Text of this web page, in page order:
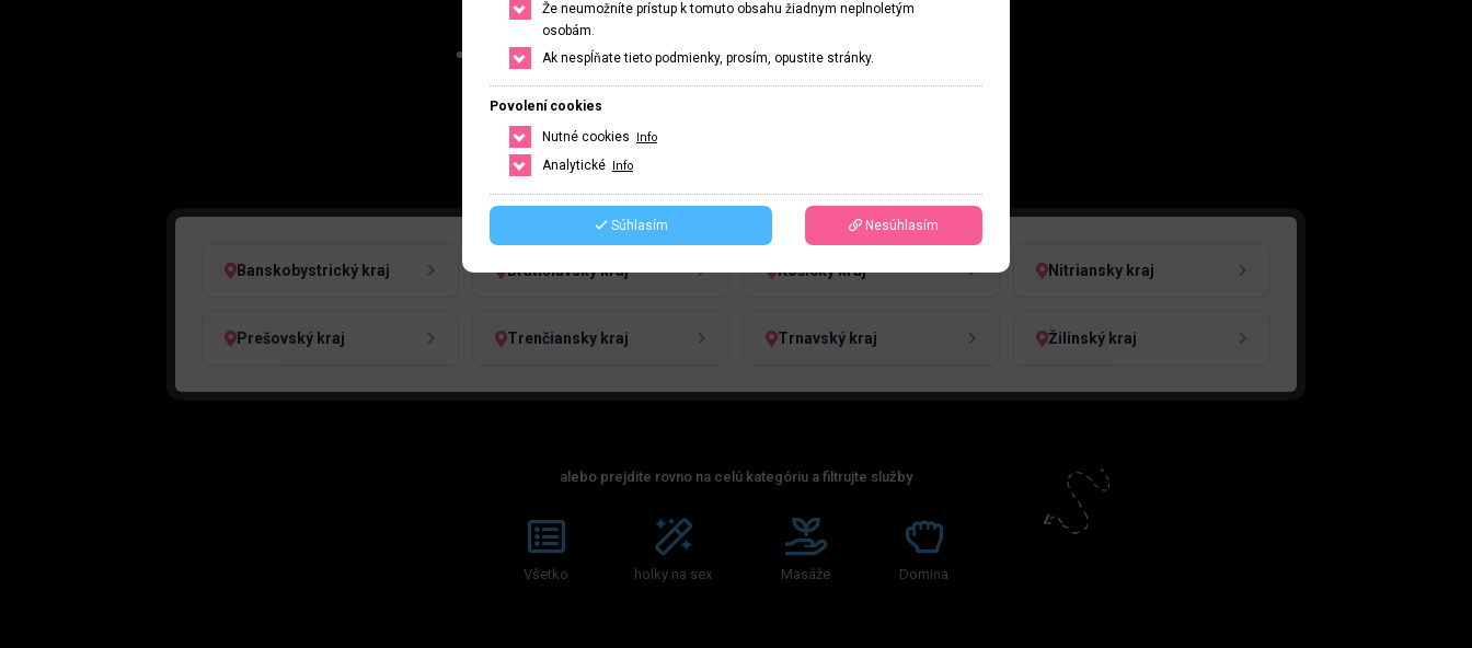
okolí
Banskobystrický kraj Bratislavský kraj Košický kraj Nitriansky kraj
Prešovský kraj Trenčiansky kraj Trnavský kraj Žilinský kraj
alebo prejdite rovno na celú kategóriu a filtrujte služby
Všetko holky na sex Masáže Domina
Že neumožníte prístup k tomuto obsahu žiadnym neplnoletým
osobám.
Ak nespĺňate tieto podmienky, prosím, opustite stránky.
Povolení cookies
Nutné cookies
Info
Analytické Info
Súhlasím Nesúhlasím